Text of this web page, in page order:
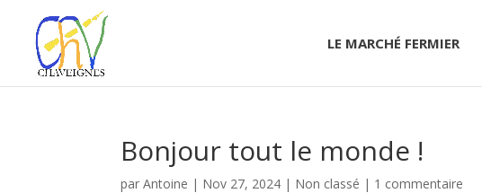
LE MARCHÉ FERMIER
Bonjour tout le monde !
parAntoine | Nov 27, 2024 | Non classé | 1 commentaire